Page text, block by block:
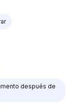
después de